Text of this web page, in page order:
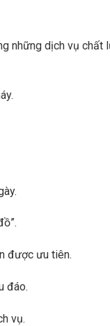
những dịch vụ
được ưu tiên.
đáo.
vụ.